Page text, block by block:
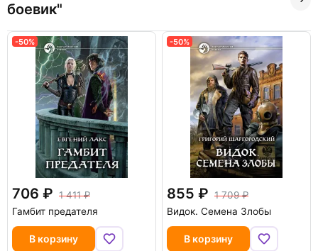
боевик"
-50%
706
1 411
Гамбит предателя
В корзину
-50%
855
1 709
Видок. Семена Злобы
В корзину